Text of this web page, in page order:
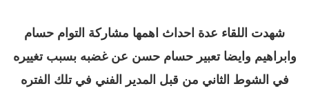
شهدت اللقاء عدة احداث اهمها مشاركة التوام حسام
وابراهيم وايضا تعبير حسام حسن عن غضبه بسبب تغييره
في الشوط الثاني من قبل المدير الفني في تلك الفتره